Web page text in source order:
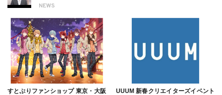
NEWS
すとぷりファンショップ 東京・大阪
UUUM 新春クリエイターズイベント